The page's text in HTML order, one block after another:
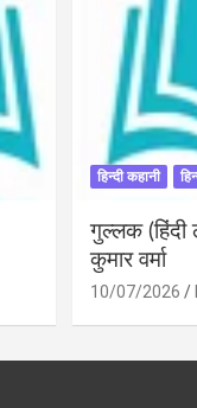
हिन्दी कहानी
गुल्लक
कुमार वर्मा
10/07/2026